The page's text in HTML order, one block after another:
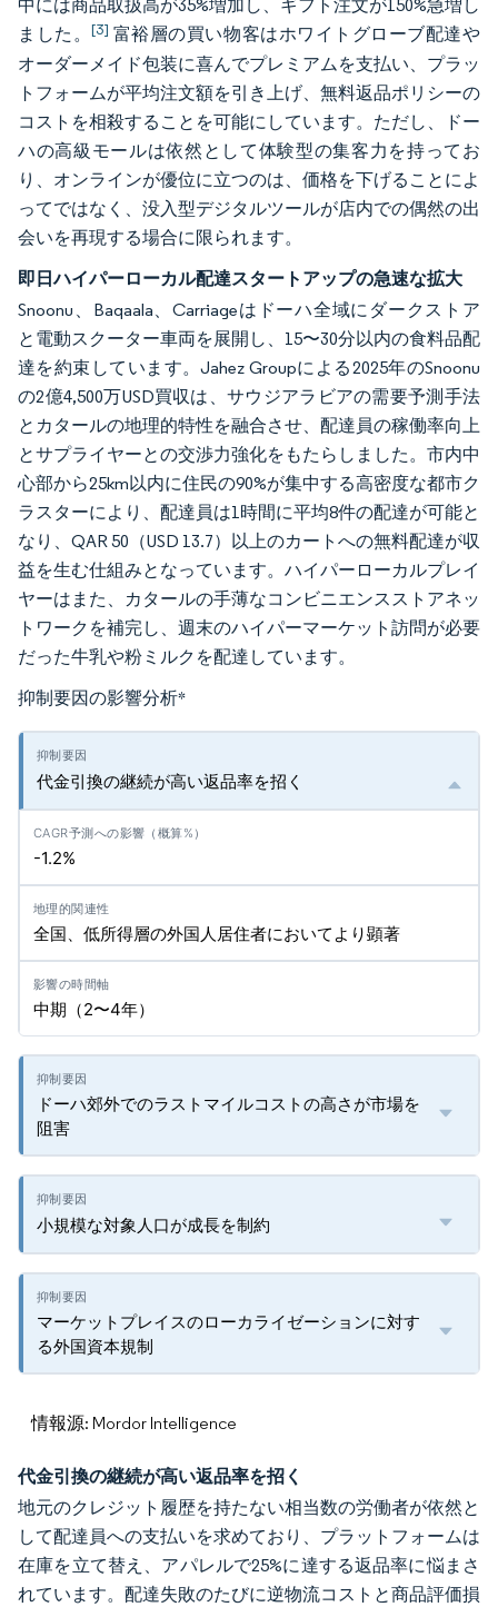
中には商品取扱高が35%増加し、ギフト注文が150%急増し
ました。[3] 富裕層の買い物客はホワイトグローブ配達や
オーダーメイド包装に喜んでプレミアムを支払い、プラッ
トフォームが平均注文額を引き上げ、無料返品ポリシーの
コストを相殺することを可能にしています。ただし、ドー
ハの高級モールは依然として体験型の集客力を持ってお
り、オンラインが優位に立つのは、価格を下げることによ
ってではなく、没入型デジタルツールが店内での偶然の出
会いを再現する場合に限られます。
即日ハイパーローカル配達スタートアップの急速な拡大
Snoonu、Baqaala、Carriageはドーハ全域にダークストア
と電動スクーター車両を展開し、15〜30分以内の食料品配
達を約束しています。Jahez Groupによる2025年のSnoonu
の2億4,500万USD買収は、サウジアラビアの需要予測手法
とカタールの地理的特性を融合させ、配達員の稼働率向上
とサプライヤーとの交渉力強化をもたらしました。市内中
心部から25km以内に住民の90%が集中する高密度な都市ク
ラスターにより、配達員は1時間に平均8件の配達が可能と
なり、QAR 50（USD 13.7）以上のカートへの無料配達が収
益を生む仕組みとなっています。ハイパーローカルプレイ
ヤーはまた、カタールの手薄なコンビニエンスストアネッ
トワークを補完し、週末のハイパーマーケット訪問が必要
だった牛乳や粉ミルクを配達しています。
抑制要因の影響分析*
代金引換の継続が高い返品率を招く
-1.2%
全国、低所得層の外国人居住者においてより顕著
中期（2〜4年）
ドーハ郊外でのラストマイルコストの高さが市場を
阻害
小規模な対象人口が成長を制約
マーケットプレイスのローカライゼーションに対す
る外国資本規制
情報源: Mordor Intelligence
代金引換の継続が高い返品率を招く
地元のクレジット履歴を持たない相当数の労働者が依然と
して配達員への支払いを求めており、プラットフォームは
在庫を立て替え、アパレルで25%に達する返品率に悩まさ
れています。配達失敗のたびに逆物流コストと商品評価損